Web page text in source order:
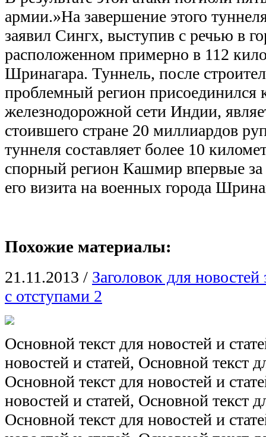
армии.»На завершение этого
заявил Сингх, выступив с речью в
расположенном примерно в 112
Шринагара. Туннель, после
проблемный регион присоединился
железнодорожной сети Индии,
стоившего стране 20 миллиардов
туннеля составляет более 10
спорный регион Кашмир впервые за
его визита на военных города
Похожие материалы:
21.11.2013 / Заголовок для
с отступами 2
Основной текст для новостей и
новостей и статей, Основной текст
Основной текст для новостей и
новостей и статей, Основной текст
Основной текст для новостей и